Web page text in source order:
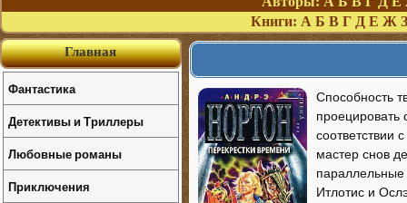
Книги: А Б В Г Д Е Ж З
Способность
проецировать
соответствии
мастер снов
Итлотис и
Главная
Фантастика
Детективы и Триллеры
Любовные романы
Приключения